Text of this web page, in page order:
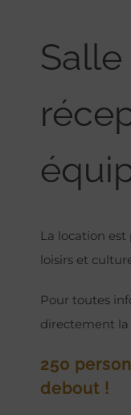
La location est
loisirs et
Pour toutes
directement la
250
debout !